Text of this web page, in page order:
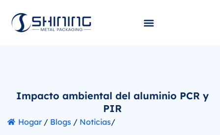
Impacto ambiental del aluminio PCR y
PIR
Hogar/ Blogs / Noticias/